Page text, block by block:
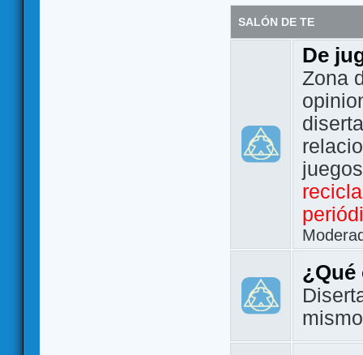
SALÓN DE TE
De
Zona
¿Qué